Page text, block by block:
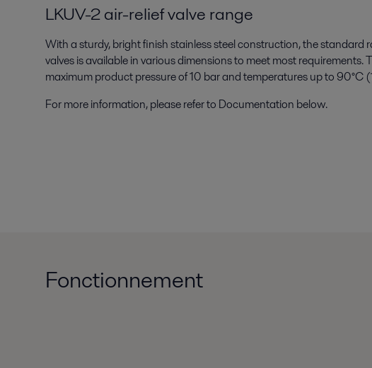
LKUV-2 air-relief valve range
With a sturdy, bright finish stainless steel construction, the standard
valves is available in various dimensions to meet most requirements.
maximum product pressure of 10 bar and temperatures up to 90°C
For more information, please refer to Documentation below.
Fonctionnement